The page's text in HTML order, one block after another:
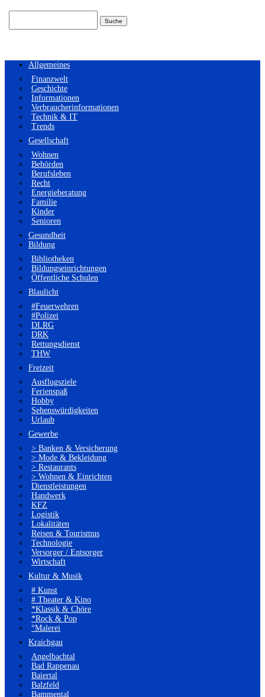
Allgemeines
Finanzwelt
Geschichte
Informationen
Verbraucherinformationen
Technik & IT
Trends
Gesellschaft
Wohnen
Behörden
Berufsleben
Recht
Energieberatung
Familie
Kinder
Senioren
Gesundheit
Bildung
Bibliotheken
Bildungseinrichtungen
Öffentliche Schulen
Blaulicht
#Feuerwehren
#Polizei
DLRG
DRK
Rettungsdienst
THW
Freizeit
Ausflugsziele
Ferienspaß
Hobby
Sehenswürdigkeiten
Urlaub
Gewerbe
> Banken & Versicherung
> Mode & Bekleidung
> Restaurants
> Wohnen & Einrichten
Dienstleistungen
Handwerk
KFZ
Logistik
Lokalitäten
Reisen & Tourismus
Technologie
Versorger / Entsorger
Wirtschaft
Kultur & Musik
# Kunst
# Theater & Kino
*Klassik & Chöre
*Rock & Pop
°Malerei
Kraichgau
Angelbachtal
Bad Rappenau
Baiertal
Balzfeld
Bammental